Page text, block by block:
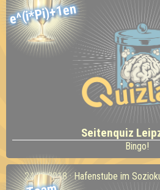
e^(i*Pi)+1en
Seitenquiz
Bingo!
24.02.2018 · Hafenstube im